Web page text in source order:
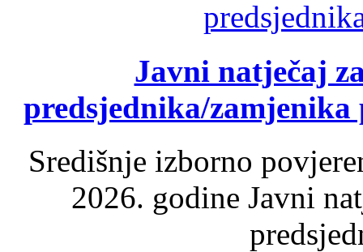
Javni natječaj
predsjednika/
Središnje izborno
2026. godine Javni